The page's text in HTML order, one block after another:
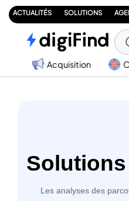
ACTUALITÉS SOLUTIONS
Acquisition
Les analyses des